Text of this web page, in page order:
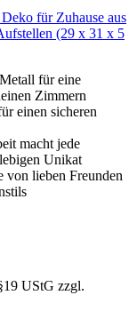
für Zuhause aus
(29 x 31 x 5
für eine
Zimmern
einen sicheren
macht jede
Unikat
von lieben Freunden
UStG zzgl.